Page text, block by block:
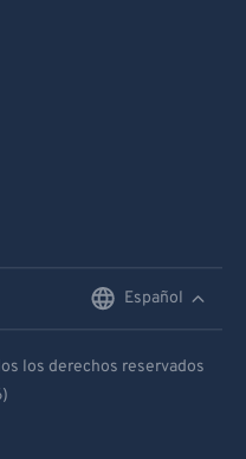
Español
los derechos reservados